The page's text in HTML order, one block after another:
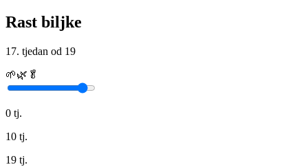
Rast biljke
17. tjedan od 19
🌱🌿 🥬
0 tj.
10 tj.
19 tj.